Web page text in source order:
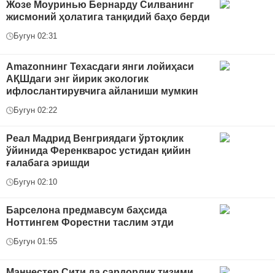
Жозе Моуринью Бернарду Силванинг
жисмоний ҳолатига танқидий баҳо берди
Бугун 02:31
Amazonнинг Техасдаги янги лойиҳаси
АҚШдаги энг йирик экологик
ифлослантирувчига айланиши мумкин
Бугун 02:22
Реал Мадрид Венгриядаги ўртоқлик
ўйинида Ференкварос устидан қийин
ғалабага эришди
Бугун 02:10
Барселона предмавсум баҳсида
Ноттингем Форестни таслим этди
Бугун 01:55